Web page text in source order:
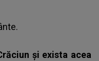
și exista acea